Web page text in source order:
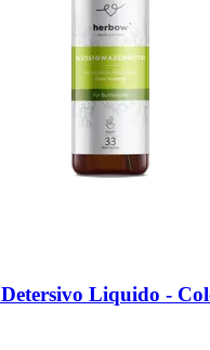
Detersivo Liquido -​